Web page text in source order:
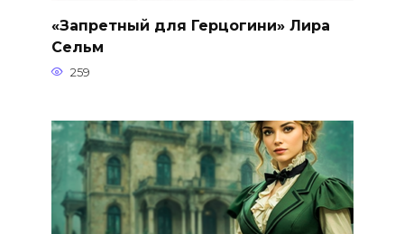
«Запретный для Герцогини» Лира
Сельм
259